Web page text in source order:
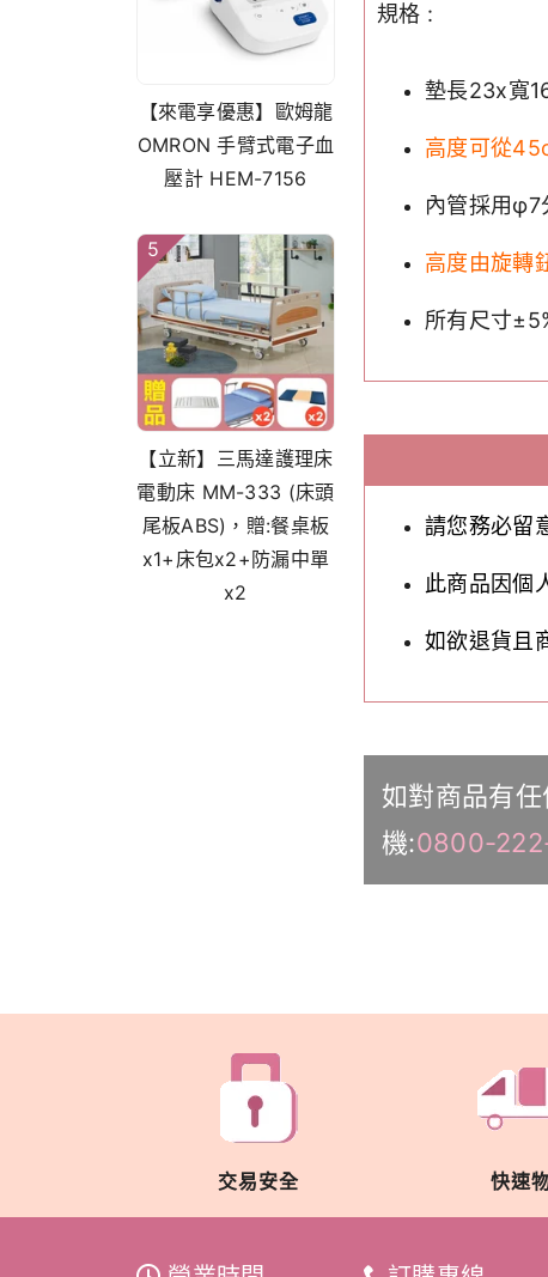
【來電享優惠】歐姆龍
OMRON 手臂式電子血
壓計 HEM-7156
5
【立新】三馬達護理床
電動床 MM-333 (床頭
尾板ABS)，贈:餐桌板
x1+床包x2+防漏中單
x2
規格 :
墊長23x寬
高度可從
內管採用
高度由旋轉
所有尺寸
請您務必留
此商品因個
如欲退貨且
如對商品有
機:0800-
交易安全 快速